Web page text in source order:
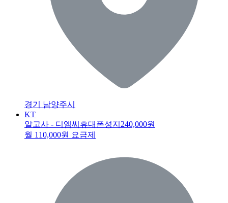
경기 남양주시
KT
알고사 - 디엠씨휴대폰성지 240,000원
월 110,000원 요금제